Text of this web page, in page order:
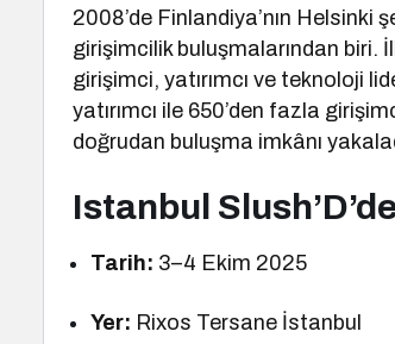
2008’de Finlandiya’nın Helsinki
girişimcilik buluşmalarından biri.
girişimci, yatırımcı ve teknoloji
yatırımcı ile 650’den fazla
doğrudan buluşma imkânı
Istanbul
Tarih: 3–4 Ekim 2025
Yer: Rixos Tersane İstanbul